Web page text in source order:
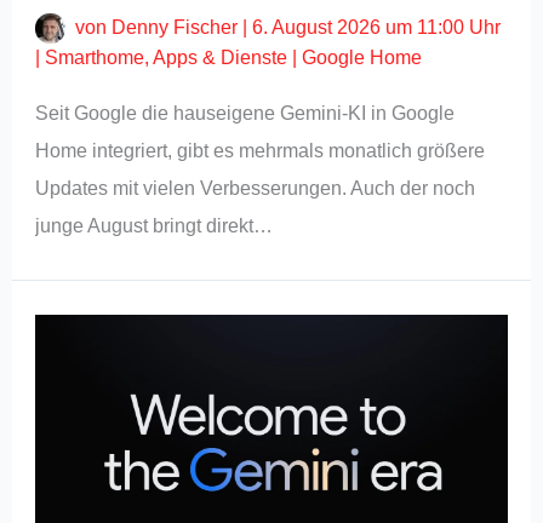
von Denny Fischer |6. August 2026 um 11:00 Uhr
Smarthome,Apps & Dienste |Google Home
Seit Google die hauseigene Gemini-KI in Google
Home integriert, gibt es mehrmals monatlich größere
Updates mit vielen Verbesserungen. Auch der noch
junge August bringt direkt…